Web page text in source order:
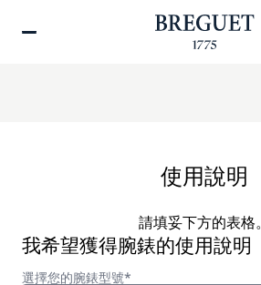
使用說明
請填妥下方的表格。
我希望獲得腕錶的使用說明
選擇您的腕錶型號*